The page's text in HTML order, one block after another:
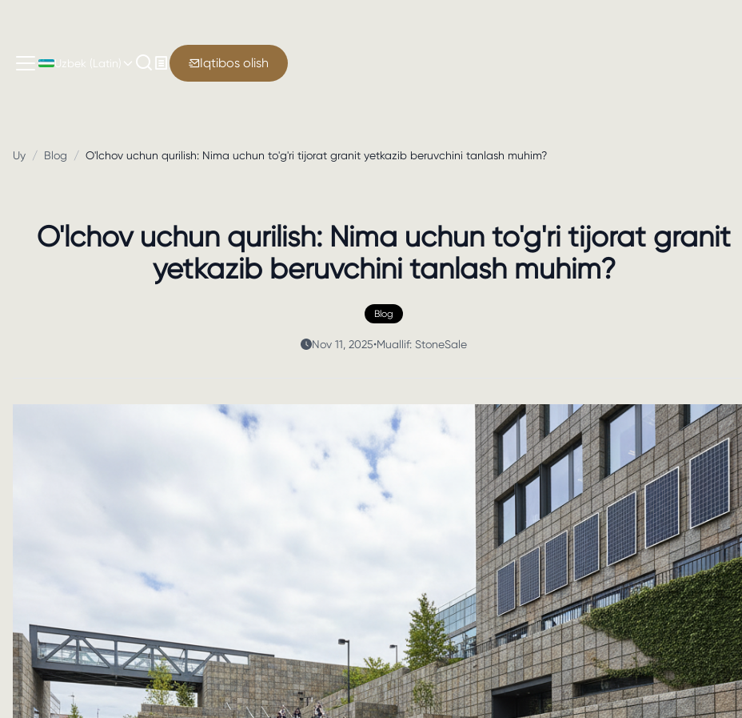
Uzbek (Latin) Iqtibos olish
Uy / Blog / O'lchov uchun qurilish: Nima uchun to'g'ri tijorat granit yetkazib beruvchini tanlash muhim?
O'lchov uchun qurilish: Nima uchun to'g'ri tijorat granit
yetkazib beruvchini tanlash muhim?
Blog
Nov 11, 2025•Muallif: StoneSale